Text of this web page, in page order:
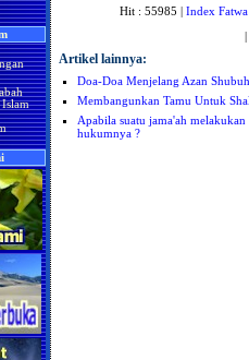
Hit : 55985 | Index Fatwa
|
Artikel lainnya:
Doa-Doa Menjelang Azan Shubuh
Membangunkan Tamu Untuk
Apabila suatu jama'ah
hukumnya ?